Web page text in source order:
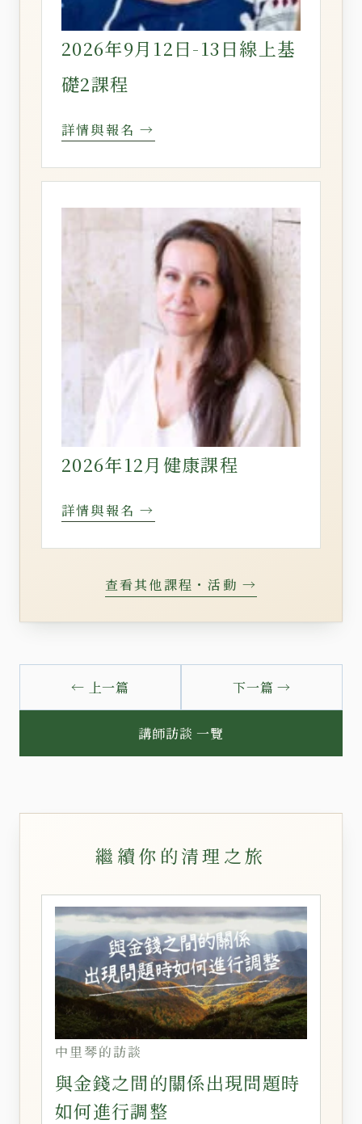
2026年9月12日-13日線上基
礎2課程
詳情與報名 →
2026年12月健康課程
詳情與報名 →
查看其他課程・活動 →
← 上一篇
講師訪談 一覽
下一篇 →
繼續你的清理之旅
中里琴的訪談
與金錢之間的關係出現問題時
如何進行調整